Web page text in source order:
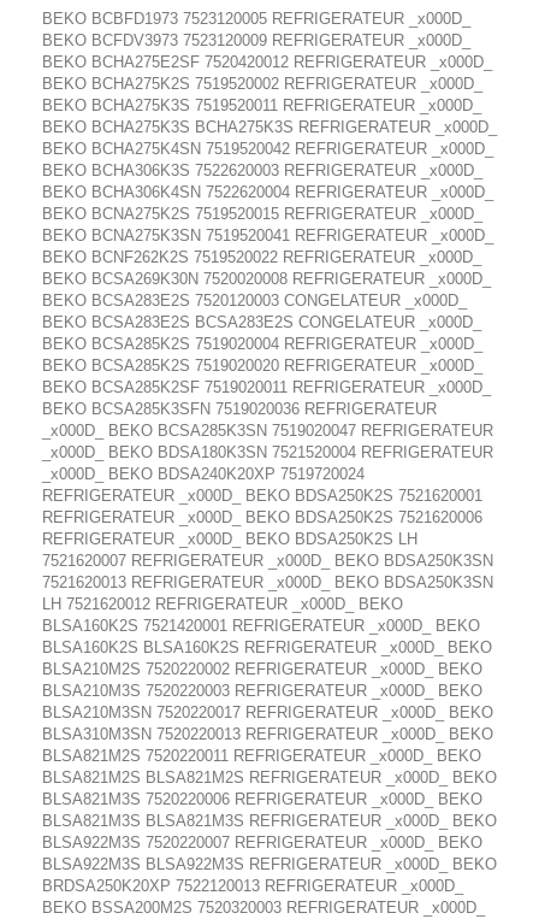
BEKO BCBFD1973 7523120005 REFRIGERATEUR _x000D_
BEKO BCFDV3973 7523120009 REFRIGERATEUR _x000D_
BEKO BCHA275E2SF 7520420012 REFRIGERATEUR _x000D_
BEKO BCHA275K2S 7519520002 REFRIGERATEUR _x000D_
BEKO BCHA275K3S 7519520011 REFRIGERATEUR _x000D_
BEKO BCHA275K3S BCHA275K3S REFRIGERATEUR _x000D_
BEKO BCHA275K4SN 7519520042 REFRIGERATEUR _x000D_
BEKO BCHA306K3S 7522620003 REFRIGERATEUR _x000D_
BEKO BCHA306K4SN 7522620004 REFRIGERATEUR _x000D_
BEKO BCNA275K2S 7519520015 REFRIGERATEUR _x000D_
BEKO BCNA275K3SN 7519520041 REFRIGERATEUR _x000D_
BEKO BCNF262K2S 7519520022 REFRIGERATEUR _x000D_
BEKO BCSA269K30N 7520020008 REFRIGERATEUR _x000D_
BEKO BCSA283E2S 7520120003 CONGELATEUR _x000D_
BEKO BCSA283E2S BCSA283E2S CONGELATEUR _x000D_
BEKO BCSA285K2S 7519020004 REFRIGERATEUR _x000D_
BEKO BCSA285K2S 7519020020 REFRIGERATEUR _x000D_
BEKO BCSA285K2SF 7519020011 REFRIGERATEUR _x000D_
BEKO BCSA285K3SFN 7519020036 REFRIGERATEUR
_x000D_ BEKO BCSA285K3SN 7519020047 REFRIGERATEUR
_x000D_ BEKO BDSA180K3SN 7521520004 REFRIGERATEUR
_x000D_ BEKO BDSA240K20XP 7519720024
REFRIGERATEUR _x000D_ BEKO BDSA250K2S 7521620001
REFRIGERATEUR _x000D_ BEKO BDSA250K2S 7521620006
REFRIGERATEUR _x000D_ BEKO BDSA250K2S LH
7521620007 REFRIGERATEUR _x000D_ BEKO BDSA250K3SN
7521620013 REFRIGERATEUR _x000D_ BEKO BDSA250K3SN
LH 7521620012 REFRIGERATEUR _x000D_ BEKO
BLSA160K2S 7521420001 REFRIGERATEUR _x000D_ BEKO
BLSA160K2S BLSA160K2S REFRIGERATEUR _x000D_ BEKO
BLSA210M2S 7520220002 REFRIGERATEUR _x000D_ BEKO
BLSA210M3S 7520220003 REFRIGERATEUR _x000D_ BEKO
BLSA210M3SN 7520220017 REFRIGERATEUR _x000D_ BEKO
BLSA310M3SN 7520220013 REFRIGERATEUR _x000D_ BEKO
BLSA821M2S 7520220011 REFRIGERATEUR _x000D_ BEKO
BLSA821M2S BLSA821M2S REFRIGERATEUR _x000D_ BEKO
BLSA821M3S 7520220006 REFRIGERATEUR _x000D_ BEKO
BLSA821M3S BLSA821M3S REFRIGERATEUR _x000D_ BEKO
BLSA922M3S 7520220007 REFRIGERATEUR _x000D_ BEKO
BLSA922M3S BLSA922M3S REFRIGERATEUR _x000D_ BEKO
BRDSA250K20XP 7522120013 REFRIGERATEUR _x000D_
BEKO BSSA200M2S 7520320003 REFRIGERATEUR _x000D_